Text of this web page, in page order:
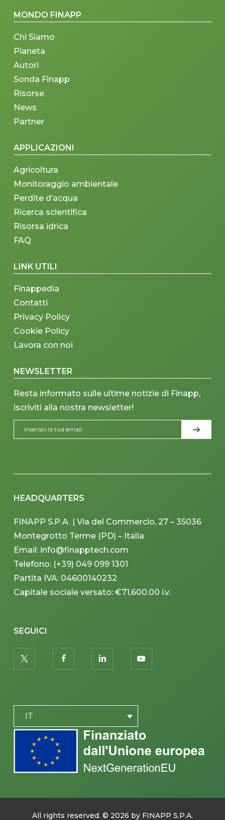
MONDO FINAPP
Chi Siamo
Pianeta
Autori
Sonda Finapp
Risorse
News
Partner
APPLICAZIONI
Agricoltura
Monitoraggio ambientale
Perdite d’acqua
Ricerca scientifica
Risorsa idrica
FAQ
LINK UTILI
Finappedia
Contatti
Privacy Policy
Cookie Policy
Lavora con noi
NEWSLETTER
Resta informato sulle ultime notizie di Finapp,
iscriviti alla nostra newsletter!
HEADQUARTERS
FINAPP S.P.A. | Via del Commercio, 27 – 35036
Montegrotto Terme (PD) – Italia
Email: info@finapptech.com
Telefono: (+39) 049 099 1301
Partita IVA: 04600140232
Capitale sociale versato: €71,600.00 i.v.
SEGUICI
twitter facebooklinkedin youtube
IT
All rights reserved. © 2026 by FINAPP S.P.A.